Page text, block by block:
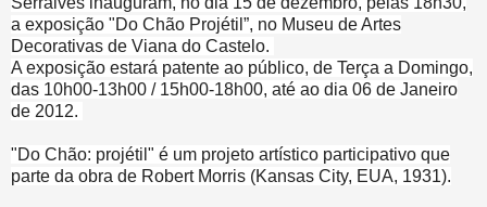
a exposição "Do Chão Projétil”, no Museu de Artes
Decorativas de Viana do Castelo.
A exposição estará patente ao público, de Terça a Domingo,
das 10h00-13h00 / 15h00-18h00, até ao dia 06 de Janeiro
de 2012.
"Do Chão: projétil" é um projeto artístico participativo que
parte da obra de Robert Morris (Kansas City, EUA, 1931).